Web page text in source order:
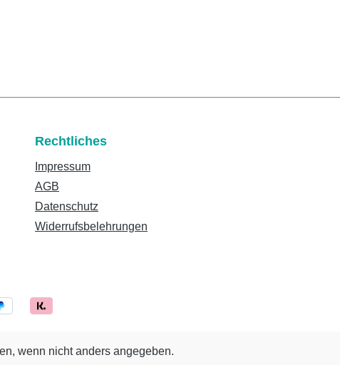
Rechtliches
Impressum
AGB
Datenschutz
Widerrufsbelehrungen
wenn nicht anders angegeben.